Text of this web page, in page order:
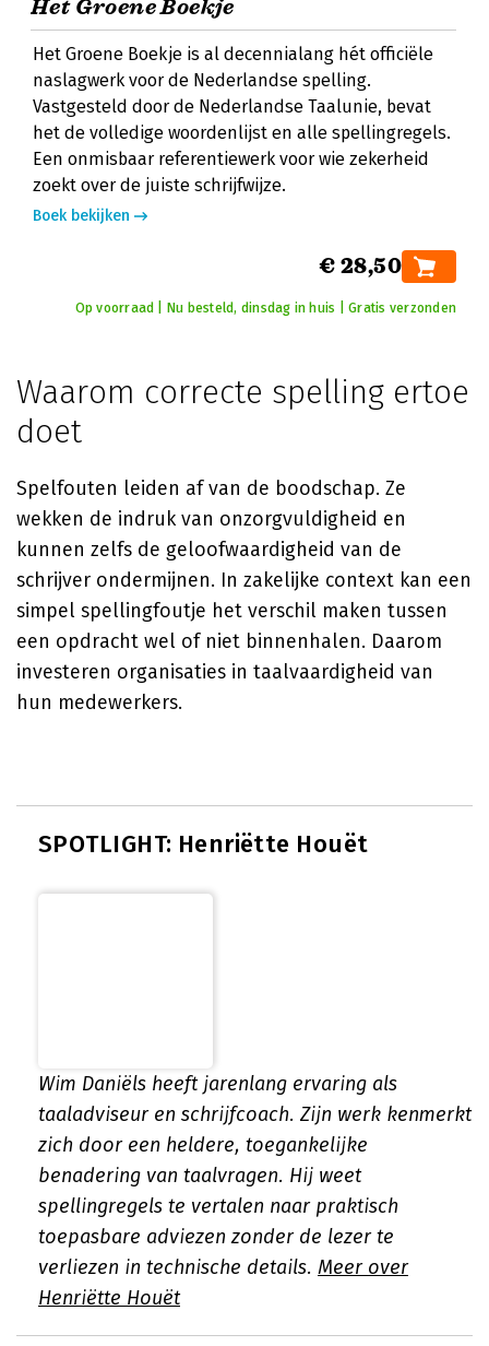
Het Groene Boekje
Het Groene Boekje is al decennialang hét officiële
naslagwerk voor de Nederlandse spelling.
Vastgesteld door de Nederlandse Taalunie, bevat
het de volledige woordenlijst en alle spellingregels.
Een onmisbaar referentiewerk voor wie zekerheid
zoekt over de juiste schrijfwijze.
Boek bekijken
€ 28,50
Op voorraad | Nu besteld, dinsdag in huis | Gratis verzonden
Waarom correcte spelling ertoe
doet
Spelfouten leiden af van de boodschap. Ze
wekken de indruk van onzorgvuldigheid en
kunnen zelfs de geloofwaardigheid van de
schrijver ondermijnen. In zakelijke context kan een
simpel spellingfoutje het verschil maken tussen
een opdracht wel of niet binnenhalen. Daarom
investeren organisaties in taalvaardigheid van
hun medewerkers.
SPOTLIGHT: Henriëtte Houët
Wim Daniëls heeft jarenlang ervaring als
taaladviseur en schrijfcoach. Zijn werk kenmerkt
zich door een heldere, toegankelijke
benadering van taalvragen. Hij weet
spellingregels te vertalen naar praktisch
toepasbare adviezen zonder de lezer te
verliezen in technische details. Meer over
Henriëtte Houët